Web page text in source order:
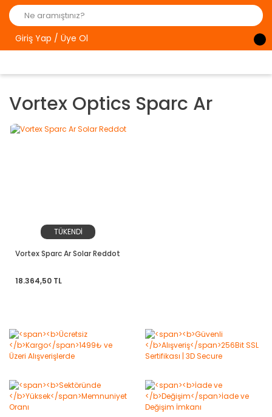
Giriş Yap / Üye Ol
Vortex Optics Sparc Ar
TÜKENDİ
Vortex Sparc Ar Solar Reddot
18.364,50 TL